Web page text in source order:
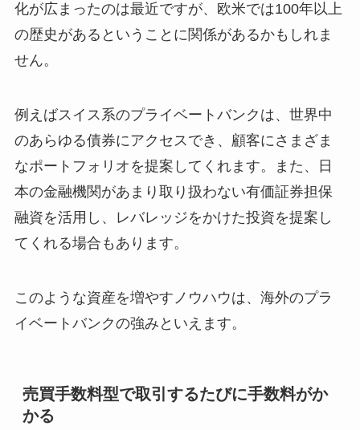
化が広まったのは最近ですが、欧米では100年以上
の歴史があるということに関係があるかもしれま
せん。
例えばスイス系のプライベートバンクは、世界中
のあらゆる債券にアクセスでき、顧客にさまざま
なポートフォリオを提案してくれます。また、日
本の金融機関があまり取り扱わない有価証券担保
融資を活用し、レバレッジをかけた投資を提案し
てくれる場合もあります。
このような資産を増やすノウハウは、海外のプラ
イベートバンクの強みといえます。
売買手数料型で取引するたびに手数料がか
かる